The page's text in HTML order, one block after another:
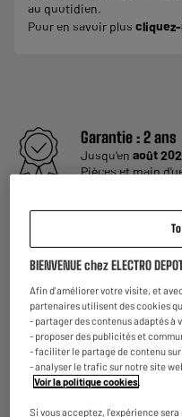
au quotidien.
Pour en savoir plus
Garantie :2 ans
Jusqu'en août
Pièces et main
Reprise de
En
ELECTROSÛR
Une assurance à
appareils de
En savoir +
Consommez
plus
Notre objectif :
par produit
BIENVENUE chez ELECTRO
Afin d'améliorer votre visite, et
partenaires utilisent des cookies
- partager des contenus adaptés à
- proposer des publicités et
- faciliter le partage de contenu sur
- analyser le trafic sur notre site
Voir la politique cookies.
Si vous acceptez, l'expérience